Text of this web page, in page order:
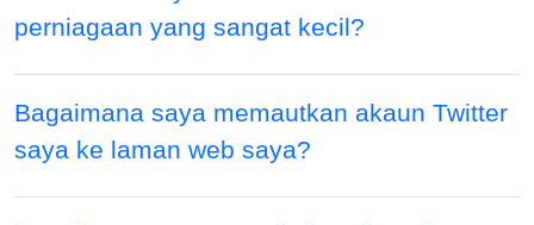
perniagaan yang sangat kecil?
Bagaimana saya memautkan akaun Twitter
saya ke laman web saya?